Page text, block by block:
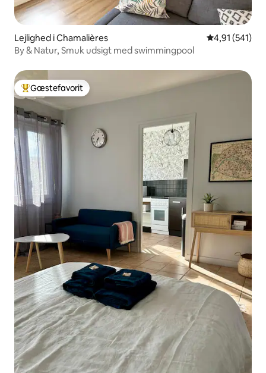
Lejlighed i Chamalières 4,91 ud af 5 i
4,91 (541)
By & Natur, Smuk udsigt med swimmingpool
Bedste gæstefavorit
Gæstefavorit